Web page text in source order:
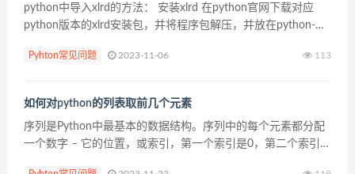
python中导入xlrd的方法： 安装xlrd 在python官网下载对应
python版本的xlrd安装包，并将程序包解压，并放在python-
Pyhton常见问题 2023-11-06 113
如何对python的列表取前几个元素
序列是Python中最基本的数据结构。序列中的每个元素都分配
一个数字 – 它的位置，或索引，第一个索引是0，第二个索引是